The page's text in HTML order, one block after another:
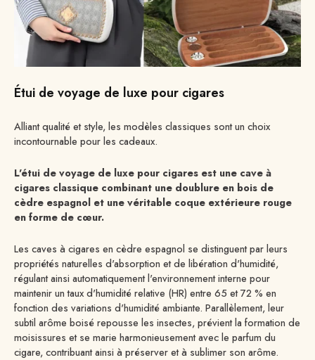
Étui de voyage de luxe pour cigares
Alliant qualité et style, les modèles classiques sont un choix
incontournable pour les cadeaux.
L'étui de voyage de luxe pour cigares est une cave à
cigares classique combinant une doublure en bois de
cèdre espagnol et une véritable coque extérieure rouge
en forme de cœur.
Les caves à cigares en cèdre espagnol se distinguent par leurs
propriétés naturelles d'absorption et de libération d'humidité,
régulant ainsi automatiquement l'environnement interne pour
maintenir un taux d'humidité relative (HR) entre 65 et 72 % en
fonction des variations d'humidité ambiante. Parallèlement, leur
subtil arôme boisé repousse les insectes, prévient la formation de
moisissures et se marie harmonieusement avec le parfum du
cigare, contribuant ainsi à préserver et à sublimer son arôme.